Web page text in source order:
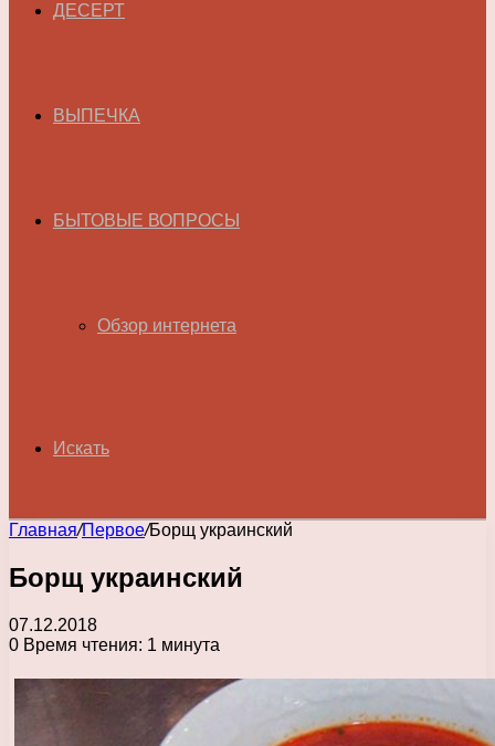
ДЕСЕРТ
ВЫПЕЧКА
БЫТОВЫЕ ВОПРОСЫ
Обзор интернета
Искать
Главная/Первое/Борщ украинский
Борщ украинский
07.12.2018
0 Время чтения: 1 минута